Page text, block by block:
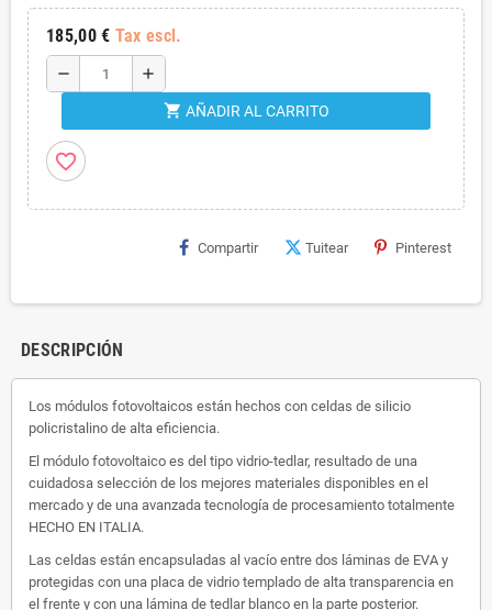
185,00 € Tax escl.
remove add
shopping_cart AÑADIR AL CARRITO
favorite_border
Compartir Tuitear Pinterest
DESCRIPCIÓN
Los módulos fotovoltaicos están hechos con celdas de silicio
policristalino de alta eficiencia.
El módulo fotovoltaico es del tipo vidrio-tedlar, resultado de una
cuidadosa selección de los mejores materiales disponibles en el
mercado y de una avanzada tecnología de procesamiento totalmente
HECHO EN ITALIA.
Las celdas están encapsuladas al vacío entre dos láminas de EVA y
protegidas con una placa de vidrio templado de alta transparencia en
el frente y con una lámina de tedlar blanco en la parte posterior.